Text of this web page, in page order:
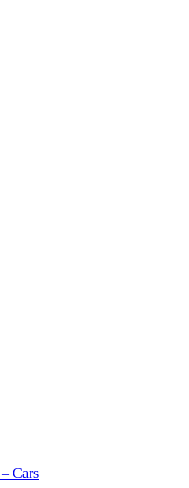
Cars